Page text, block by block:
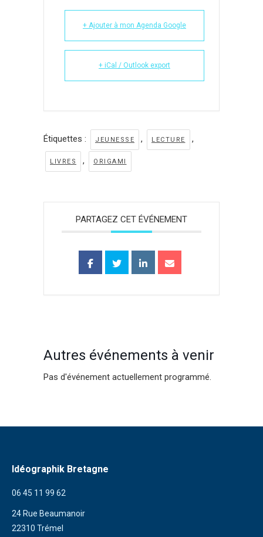
+ Ajouter à mon Agenda Google
+ iCal / Outlook export
Étiquettes : JEUNESSE , LECTURE ,
LIVRES , ORIGAMI
PARTAGEZ CET ÉVÉNEMENT
Autres événements à venir
Pas d'événement actuellement programmé.
Idéographik Bretagne
06 45 11 99 62
24 Rue Beaumanoir
22310 Trémel